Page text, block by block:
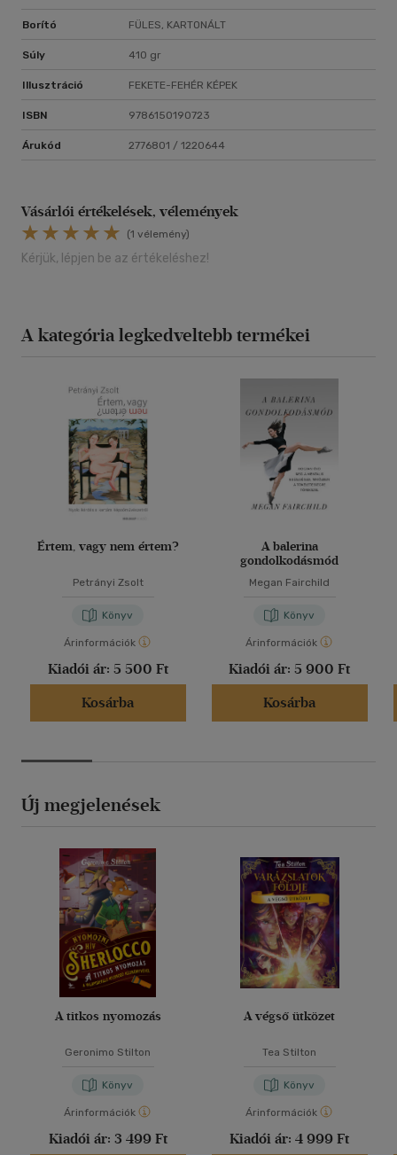
Borító FÜLES, KARTONÁLT
Súly 410 gr
Illusztráció FEKETE-FEHÉR KÉPEK
ISBN 9786150190723
Árukód 2776801 / 1220644
Vásárlói értékelések, vélemények
(1 vélemény)
Kérjük, lépjen be az értékeléshez!
A kategória legkedveltebb termékei
Értem, vagy nem értem?
Petrányi Zsolt
Könyv
Árinformációk
Kiadói ár: 5 500 Ft
Kosárba
A balerina
gondolkodásmód
Megan Fairchild
Könyv
Árinformációk
Kiadói ár: 5 900 Ft
Kosárba
Új megjelenések
A titkos nyomozás
Geronimo Stilton
Könyv
Árinformációk
Kiadói ár: 3 499 Ft
A végső ütközet
Tea Stilton
Könyv
Árinformációk
Kiadói ár: 4 999 Ft